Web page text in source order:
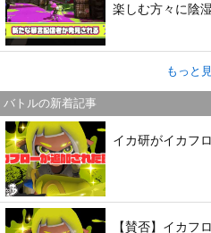
楽しむ方々に陰
もっと
バトルの新着記事
イカ研がイカフ
【賛否】イカフ